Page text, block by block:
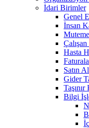
İdari Birimler
Genel
İnsan
Hasta
Satın
Gider
Bilgi